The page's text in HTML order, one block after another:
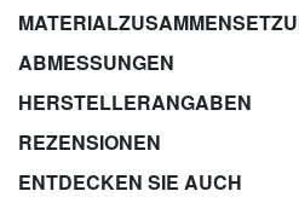
ABMESSUNGEN
HERSTELLERANGABEN
REZENSIONEN
ENTDECKEN SIE AUCH